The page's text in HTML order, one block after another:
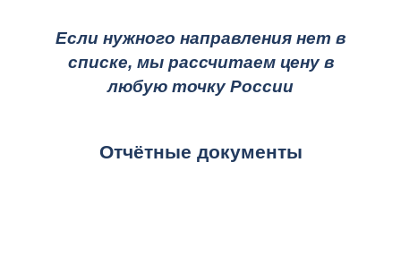
Если нужного направления нет в
списке, мы рассчитаем цену в
любую точку России
Отчётные документы